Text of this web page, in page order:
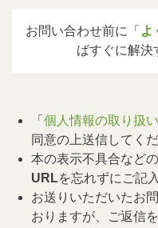
お問い合わせ前に「 よ
ばすぐに解決
「 個人情報の取り扱
同意の上送信してくだ
本の表示不具合などの
URLを忘れずにご記
お送りいただいたお
おりますが、ご返信